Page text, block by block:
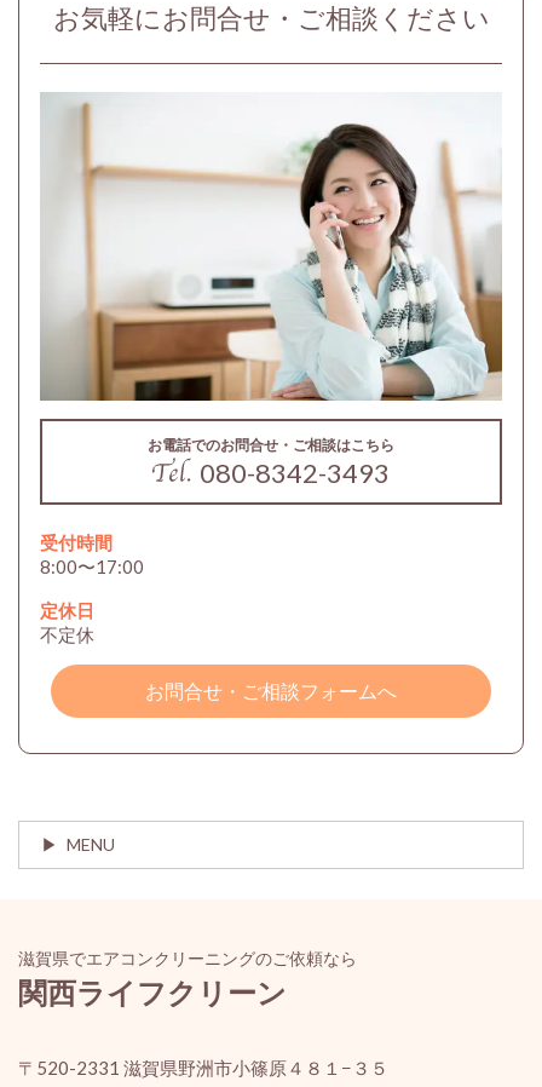
お気軽にお問合せ・ご相談ください
お電話でのお問合せ・ご相談はこちら
080-8342-3493
受付時間
8:00〜17:00
定休日
不定休
お問合せ・ご相談フォームへ
MENU
滋賀県でエアコンクリーニングのご依頼なら
関西ライフクリーン
〒520-2331 滋賀県野洲市小篠原４８１−３５